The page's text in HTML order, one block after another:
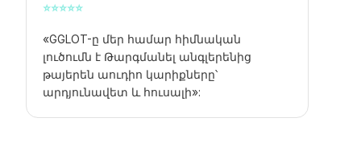
⭐⭐⭐⭐⭐
«GGLOT-ը մեր համար հիմնական
լուծումն է Թարգմանել անգլերենից
թայերեն աուդիո կարիքները՝
արդյունավետ և հուսալի»: